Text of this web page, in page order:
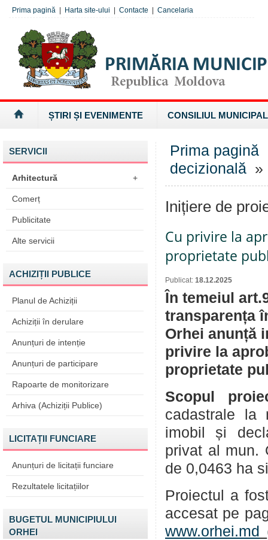
Prima pagină Harta site-ului Contacte Cancelaria
ȘTIRI ȘI EVENIMENTE CONSILIUL MUNICIPAL
SERVICII
Arhitectură +
Comerț
Publicitate
Alte servicii
ACHIZIȚII PUBLICE
Planul de Achiziții
Achiziții în derulare
Anunțuri de intenție
Anunțuri de participare
Rapoarte de monitorizare
Arhiva (Achiziții Publice)
LICITAȚII FUNCIARE
Anunțuri de licitații funciare
Rezultatele licitațiilor
BUGETUL MUNICIPIULUI
ORHEI
Prima pagină
decizională »
Inițiere de
Cu privire la
proprietate
Publicat: 18.12.2025
În temeiul
transparența
Orhei anunță
privire la
proprietate
Scopul
cadastrale la
imobil și
privat al mun.
de 0,0463 ha
Proiectul a
accesat pe
www.orhei.md